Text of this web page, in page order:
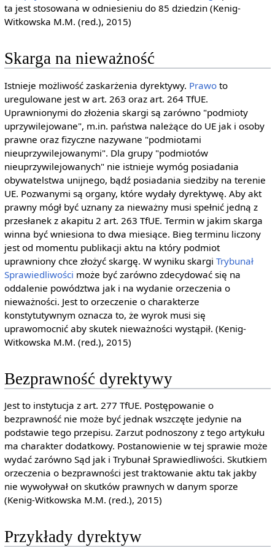
ta jest stosowana w odniesieniu do 85 dziedzin (Kenig-
Witkowska M.M. (red.), 2015)
Skarga na nieważność
Istnieje możliwość zaskarżenia dyrektywy. Prawoto
uregulowane jest w art. 263 oraz art. 264 TfUE.
Uprawnionymi do złożenia skargi są zarówno "podmioty
uprzywilejowane", m.in. państwa należące do UE jak i osoby
prawne oraz fizyczne nazywane "podmiotami
nieuprzywilejowanymi". Dla grupy "podmiotów
nieuprzywilejowanych" nie istnieje wymóg posiadania
obywatelstwa unijnego, bądź posiadania siedziby na terenie
UE. Pozwanymi są organy, które wydały dyrektywę. Aby akt
prawny mógł być uznany za nieważny musi spełnić jedną z
przesłanek z akapitu 2 art. 263 TfUE. Termin w jakim skarga
winna być wniesiona to dwa miesiące. Bieg terminu liczony
jest od momentu publikacji aktu na który podmiot
uprawniony chce złożyć skargę. W wyniku skargi Trybunał
Sprawiedliwości może być zarówno zdecydować się na
oddalenie powództwa jak i na wydanie orzeczenia o
nieważności. Jest to orzeczenie o charakterze
konstytutywnym oznacza to, że wyrok musi się
uprawomocnić aby skutek nieważności wystąpił. (Kenig-
Witkowska M.M. (red.), 2015)
Bezprawność dyrektywy
Jest to instytucja z art. 277 TfUE. Postępowanie o
bezprawność nie może być jednak wszczęte jedynie na
podstawie tego przepisu. Zarzut podnoszony z tego artykułu
ma charakter dodatkowy. Postanowienie w tej sprawie może
wydać zarówno Sąd jak i Trybunał Sprawiedliwości. Skutkiem
orzeczenia o bezprawności jest traktowanie aktu tak jakby
nie wywoływał on skutków prawnych w danym sporze
(Kenig-Witkowska M.M. (red.), 2015)
Przykłady dyrektyw